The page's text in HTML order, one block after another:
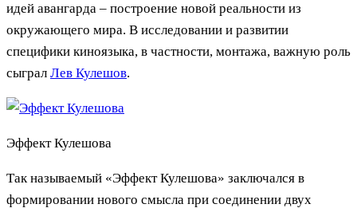
идей авангарда – построение новой реальности из
окружающего мира. В исследовании и развитии
специфики киноязыка, в частности, монтажа, важную роль
сыграл Лев Кулешов.
Эффект Кулешова
Так называемый «Эффект Кулешова» заключался в
формировании нового смысла при соединении двух